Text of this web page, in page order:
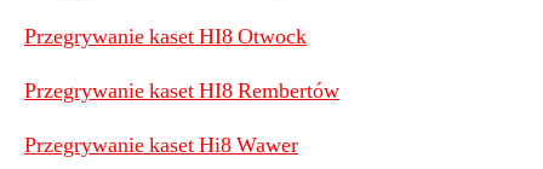
Przegrywanie kaset HI8 Otwock
Przegrywanie kaset HI8 Rembertów
Przegrywanie kaset Hi8 Wawer